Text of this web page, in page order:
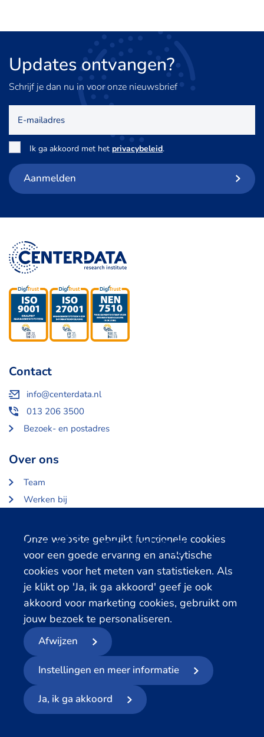
Cookie melding
Onze website gebruikt functionele cookies
voor een goede ervaring en analytische
cookies voor het meten van statistieken. Als
je klikt op 'Ja, ik ga akkoord' geef je ook
akkoord voor marketing cookies, gebruikt om
jouw bezoek te personaliseren.
Afwijzen
Instellingen en meer informatie
Ja, ik ga akkoord
Updates ontvangen?
Schrijf je dan nu in voor onze nieuwsbrief
mailadres
Toestemming
Ik ga akkoord met het privacybeleid.
Aanmelden
Contact
info@centerdata.nl
013 206 3500
Bezoek- en postadres
Over ons
Team
Werken bij
Partners en opdrachtgevers
Gerelateerde databanken
LISS Data Archive
SHARE Data Access
DHS Data Access
© 2026 - Centerdata
Privacyverklaring
Voorwaarden
Meld datalek
Volg ons op social media: